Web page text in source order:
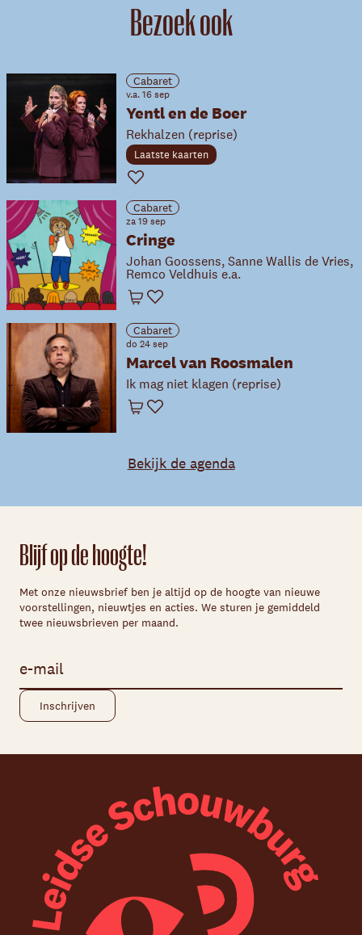
Bezoek ook
Cabaret
v.a. 16 sep
Yentl en de Boer
Rekhalzen (reprise)
Laatste kaarten
Favoriet
Cabaret
za 19 sep
Cringe
Johan Goossens, Sanne Wallis de Vries,
Remco Veldhuis e.a.
Winkelwagen
Favoriet
Cabaret
do 24 sep
Marcel van Roosmalen
Ik mag niet klagen (reprise)
Winkelwagen
Favoriet
Bekijk de agenda
Blijf op de hoogte!
Met onze nieuwsbrief ben je altijd op de hoogte van nieuwe
voorstellingen, nieuwtjes en acties. We sturen je gemiddeld
twee nieuwsbrieven per maand.